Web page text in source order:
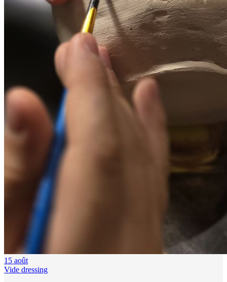
15 août
Vide dressing